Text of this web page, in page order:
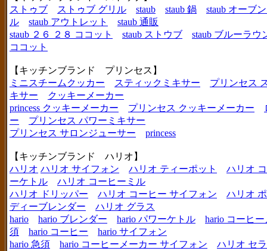
ストゥブ
ストゥブ グリル staub staub 鍋
staub オーブ
ル
staub アウトレット
staub 通販
staub ２６ ２８ ココット
staub ストウブ
staub ブルーラウ
ココット
【キッチンブランド プリンセス】
ミニスチームクッカー
スティックミキサー
プリンセス
キサー
クッキーメーカー
princess クッキーメーカー
プリンセス クッキーメーカー
ー
プリンセス パワーミキサー
プリンセス サロンジューサー
princess
【キッチンブランド ハリオ】
ハリオ ハリオ サイフォン ハリオ ティーポット
ハリオ
ーケトル
ハリオ コーヒーミル
ハリオ ドリッパー
ハリオ コーヒー サイフォン
ハリオ
ディーブレンダー
ハリオ グラス
hario
hario ブレンダー hario パワーケトル
hario コーヒ
須
hario コーヒー
hario サイフォン
hario 急須
hario コーヒーメーカー サイフォン
ハリオ セ